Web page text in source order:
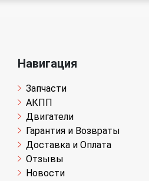
Навигация
Запчасти
АКПП
Двигатели
Гарантия и Возвраты
Доставка и Оплата
Отзывы
Новости